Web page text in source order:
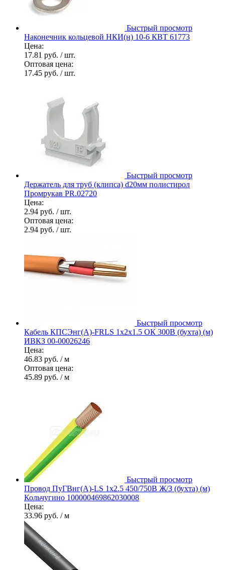
Быстрый просмотр
Наконечник кольцевой НКИ(н) 10-6 КВТ 61773
Цена:
17.81 руб. / шт.
Оптовая цена:
17.45 руб. / шт.
Быстрый просмотр
Держатель для труб (клипса) d20мм полистирол
Промрукав PR.02720
Цена:
2.94 руб. / шт.
Оптовая цена:
2.94 руб. / шт.
Быстрый просмотр
Кабель КПСЭнг(А)-FRLS 1х2х1.5 ОК 300В (бухта) (м)
ИВКЗ 00-00026246
Цена:
46.83 руб. / м
Оптовая цена:
45.89 руб. / м
Быстрый просмотр
Провод ПуГВнг(А)-LS 1х2.5 450/750В Ж/З (бухта) (м)
Кольчугино 100000469862030008
Цена:
33.96 руб. / м